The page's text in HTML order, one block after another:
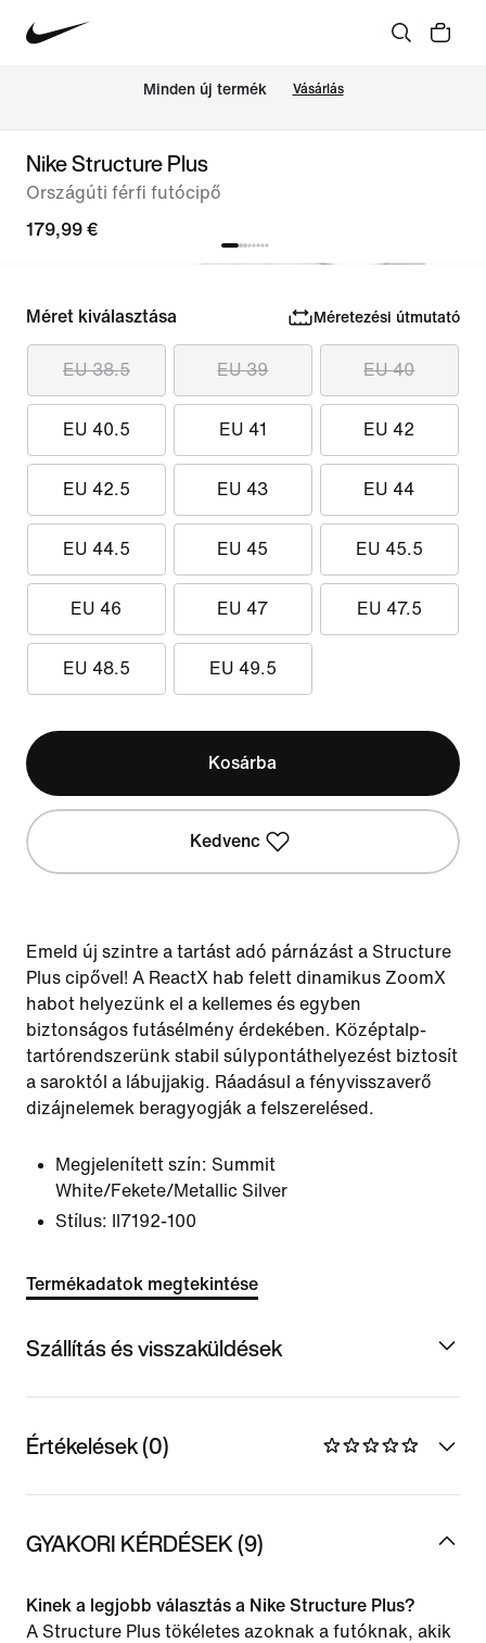
Minden új termék Vásárlás
Nike Structure Plus
Országúti férfi futócipő
179,99 €
Méret kiválasztása Méretezési útmutató
EU 38.5 EU 39 EU 40
EU 40.5 EU 41 EU 42
EU 42.5 EU 43 EU 44
EU 44.5 EU 45 EU 45.5
EU 46 EU 47 EU 47.5
EU 48.5 EU 49.5
Kosárba
Kedvenc
Emeld új szintre a tartást adó párnázást a Structure
Plus cipővel! A ReactX hab felett dinamikus ZoomX
habot helyezünk el a kellemes és egyben
biztonságos futásélmény érdekében. Középtalp-
tartórendszerünk stabil súlypontáthelyezést biztosít
a saroktól a lábujjakig. Ráadásul a fényvisszaverő
dizájnelemek beragyogják a felszerelésed.
Megjelenített szín: Summit
White/Fekete/Metallic Silver
Stílus:
II7192-100
Termékadatok megtekintése
Szállítás és visszaküldések
Értékelések (0)
GYAKORI KÉRDÉSEK (9)
Kinek a legjobb választás a Nike Structure Plus?
A Structure Plus tökéletes azoknak a futóknak, akik